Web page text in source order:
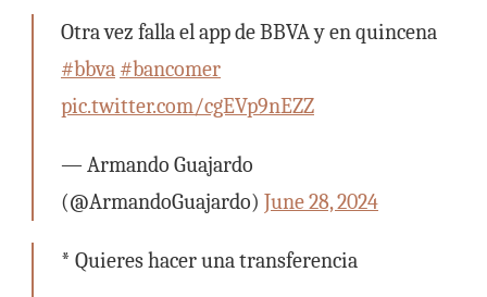
Otra vez falla el app de BBVA y en quincena
#bbva #bancomer
pic.twitter.com/cgEVp9nEZZ
— Armando Guajardo
(@ArmandoGuajardo) June 28, 2024
* Quieres hacer una transferencia